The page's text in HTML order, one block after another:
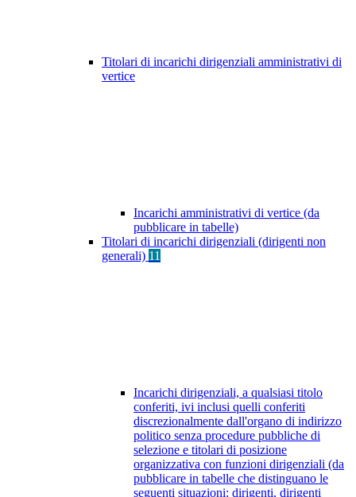
Titolari di incarichi dirigenziali amministrativi di
vertice
Incarichi amministrativi di vertice (da
pubblicare in tabelle)
Titolari di incarichi dirigenziali (dirigenti non
generali) 11
Incarichi dirigenziali, a qualsiasi titolo
conferiti, ivi inclusi quelli conferiti
discrezionalmente dall'organo di indirizzo
politico senza procedure pubbliche di
selezione e titolari di posizione
organizzativa con funzioni dirigenziali (da
pubblicare in tabelle che distinguano le
seguenti situazioni: dirigenti, dirigenti